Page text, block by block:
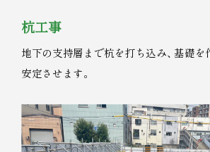
杭工事
地下の支持層まで杭を打ち込み、基礎を
安定させます。